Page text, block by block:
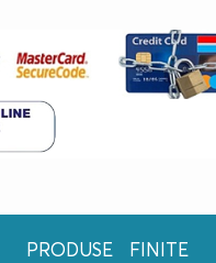
PRODUSE FINITE